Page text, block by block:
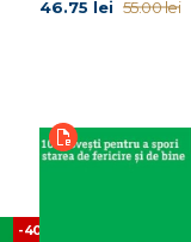
46.75 lei 55.00 lei
-40%